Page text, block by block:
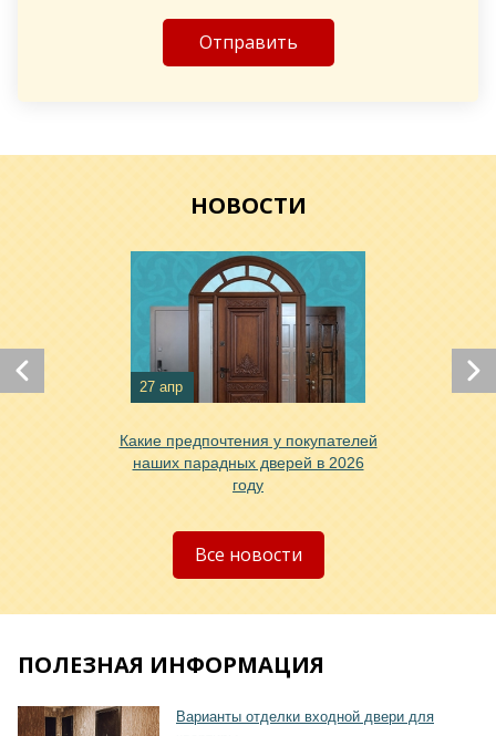
Хочу такую
Хочу такую
НОВОСТИ
27 апр
Какие предпочтения у покупателей
наших парадных дверей в 2026
году
Все новости
ПОЛЕЗНАЯ ИНФОРМАЦИЯ
Варианты отделки входной двери для